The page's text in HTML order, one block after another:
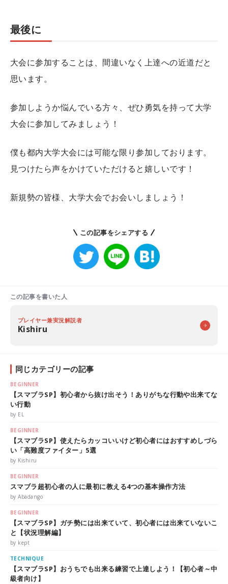
最後に
大会に参加することは、間違いなく上達への近道だと
思います。
参加しようか悩んでいる方々、ぜひ勇気を持って大学
大会に参加してみましょう！
僕も都内大学大会には可能な限り参加しております。
見つけたら声をかけていただけると嬉しいです！
新規勢の皆様、大学大会でお会いしましょう！
この記事をシェアする
この記事を書いた人
プレイヤー兼実況解説者
Kishiru
同じカテゴリーの記事
BEGINNER
【スマブラSP】初心者から抜け出そう！ありがちな行動や出来てな
い行動
by EL
BEGINNER
【スマブラSP】使えたらカッコいいけど初心者にはおすすめしづら
い「高難度ファイター」5選
by Kishiru
BEGINNER
スマブラ超初心者の人に最初に教える4つの基本操作方法
by Abadango
BEGINNER
【スマブラSP】ガチ勢には出来ていて、初心者には出来ていないこ
と【状況理解編】
by kept
TECHNIQUE
【スマブラSP】おうちでも出来る練習で上達しよう！【初心者～中
級者向け】